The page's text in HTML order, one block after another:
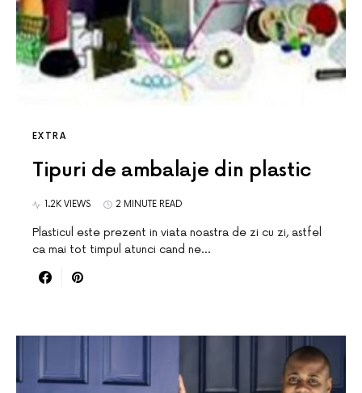
EXTRA
Tipuri de ambalaje din plastic
1.2K VIEWS 2 MINUTE READ
Plasticul este prezent in viata noastra de zi cu zi, astfel
ca mai tot timpul atunci cand ne…